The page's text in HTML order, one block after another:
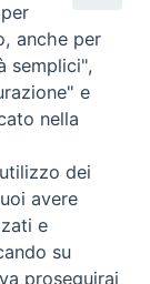
anche per
semplici",
e
nella
dei
avere
e
su
proseguirai